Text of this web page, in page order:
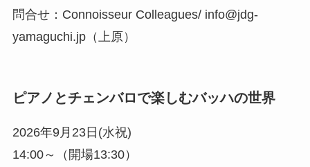
問合せ：Connoisseur Colleagues/ info@jdg-
yamaguchi.jp（上原）
ピアノとチェンバロで楽しむバッハの世界
2026年9月23日(水祝)
14:00～（開場13:30）